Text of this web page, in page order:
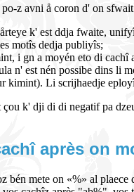
z avni å coron d' on
k' est ddja fwaite,
motîs dedja publiyîs;
i gn a moyén eto di
n' est nén possibe dins li
kimint). Li scrijhaedje
k' dji di di negatif pa
après on
bén mete on «%» al